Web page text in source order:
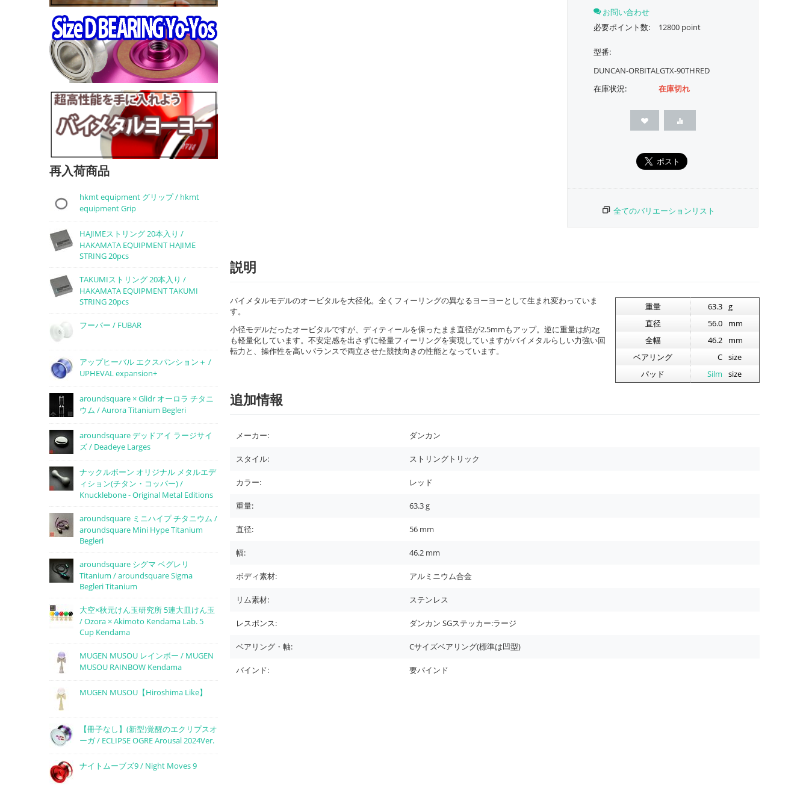
再入荷商品
hkmt equipment グリップ / hkmt
equipment Grip
HAJIMEストリング 20本入り /
HAKAMATA EQUIPMENT HAJIME
STRING 20pcs
TAKUMIストリング 20本入り /
HAKAMATA EQUIPMENT TAKUMI
STRING 20pcs
フーバー / FUBAR
アップヒーバル エクスパンション＋ /
UPHEVAL expansion+
aroundsquare × Glidr オーロラ チタニ
ウム / Aurora Titanium Begleri
aroundsquare デッドアイ ラージサイ
ズ / Deadeye Larges
ナックルボーン オリジナル メタルエデ
ィション(チタン・コッパー) /
Knucklebone - Original Metal Editions
aroundsquare ミニハイプ チタニウム /
aroundsquare Mini Hype Titanium
Begleri
aroundsquare シグマ ベグレリ
Titanium / aroundsquare Sigma
Begleri Titanium
大空×秋元けん玉研究所 5連大皿けん玉
/ Ozora × Akimoto Kendama Lab. 5
Cup Kendama
MUGEN MUSOU レインボー / MUGEN
MUSOU RAINBOW Kendama
MUGEN MUSOU【Hiroshima Like】
【冊子なし】(新型)覚醒のエクリプスオ
ーガ / ECLIPSE OGRE Arousal 2024Ver.
ナイトムーブズ9 / Night Moves 9
お問い合わせ
必要ポイント数:
12800 point
型番:
DUNCAN-ORBITALGTX-90THRED
在庫状況:
在庫切れ
全てのバリエーションリスト
説明
重量 63.3 g
直径
56.0
mm
全幅
46.2
mm
ベアリング
C size
パッド
Silm size
バイメタルモデルのオービタルを大径化。全くフィーリングの異なるヨーヨーとして生まれ変わっていま
す。
小径モデルだったオービタルですが、ディティールを保ったまま直径が2.5mmもアップ。逆に重量は約2g
も軽量化しています。不安定感を出さずに軽量フィーリングを実現していますがバイメタルらしい力強い回
転力と、操作性を高いバランスで両立させた競技向きの性能となっています。
追加情報
メーカー: ダンカン
スタイル: ストリングトリック
カラー: レッド
重量: 63.3g
直径: 56 mm
幅: 46.2 mm
ボディ素材: アルミニウム合金
リム素材: ステンレス
レスポンス: ダンカン SGステッカー:ラージ
ベアリング・軸: Cサイズベアリング(標準は凹型)
バインド: 要バインド